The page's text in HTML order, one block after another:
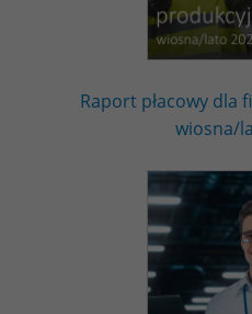
Raport płacowy dla
wiosna/